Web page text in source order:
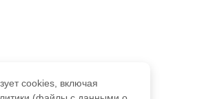
cookies, включая